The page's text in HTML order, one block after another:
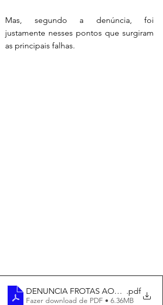
Mas, segundo a denúncia, foi
justamente nesses pontos que surgiram
as principais falhas.
DENUNCIA FROTAS AOS .pdf
Fazer download de PDF • 6.36MB